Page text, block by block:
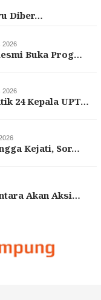
Diber…
2026
Buka Prog…
2026
24 Kepala UPT…
Kejati, Sor…
Akan Aksi…